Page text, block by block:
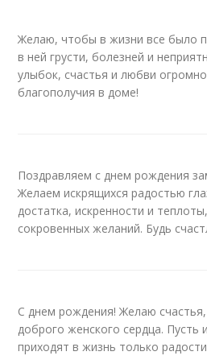
Желаю, чтобы в жизни все было
в ней грусти, болезней и
улыбок, счастья и любви
благополучия в доме!
Поздравляем с днем рождения
Желаем искрящихся радостью
достатка, искренности и
сокровенных желаний. Будь
С днем рождения! Желаю
доброго женского сердца. Пусть
приходят в жизнь только